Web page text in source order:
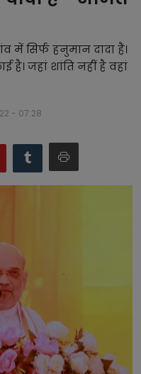
में सिर्फ हनुमान दादा हैं।
है। जहां शांति नहीं है वहां
- 07:28